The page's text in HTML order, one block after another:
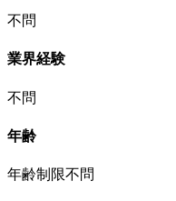
不問
業界経験
不問
年齢
年齢制限不問